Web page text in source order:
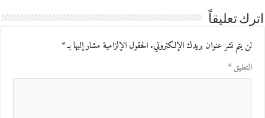
اترك تعليقاً
لن يتم نشر عنوان بريدك الإلكتروني.الحقول الإلزامية مشار إليها بـ*
التعليق*